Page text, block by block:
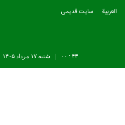
العربیة سایت قدیمی
شنبه ۱۷ مرداد ۱۴۰۵ ۴۳ : ۰۰